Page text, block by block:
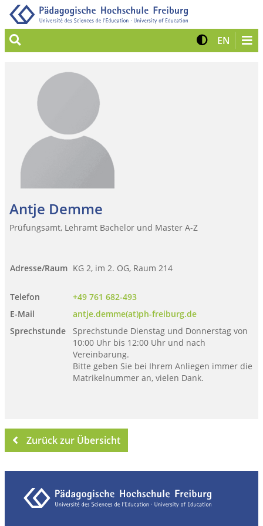
Suche Kontrast
EN Zur
Antje Demme
Prüfungsamt, Lehramt Bachelor und Master A-Z
Adresse/Raum KG 2, im 2. OG, Raum 214
Telefon
+49 761 682-493
E-Mail
antje.demme(at)ph-freiburg.de
Sprechstunde
Sprechstunde Dienstag und Donnerstag von
10:00 Uhr bis 12:00 Uhr und nach
Vereinbarung.
Bitte geben Sie bei Ihrem Anliegen immer die
Matrikelnummer an, vielen Dank.
Zurück zur Übersicht